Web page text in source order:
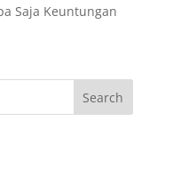
Saja Keuntungan
Search